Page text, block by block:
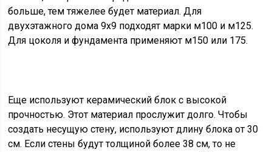
больше, тем тяжелее будет материал. Для
двухэтажного дома 9х9 подходят марки м100 и м125.
Для цоколя и фундамента применяют м150 или 175.
Еще используют керамический блок с высокой
прочностью. Этот материал прослужит долго. Чтобы
создать несущую стену, используют длину блока от 30
см. Если стены будут толщиной более 38 см, то не